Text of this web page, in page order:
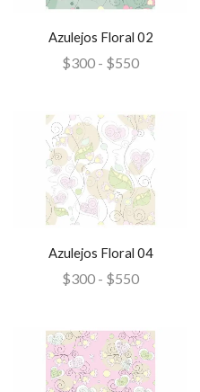
Azulejos Floral 02
$300 - $550
Azulejos Floral 04
$300 - $550